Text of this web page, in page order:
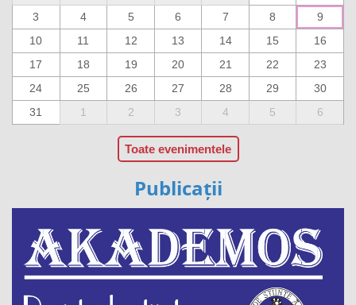
3
4 5 6 7 8
9
10
11 12 13 14 15
16
17
18 19 20 21 22
23
24
25 26 27 28 29
30
31
1 2 3 4 5 6
Toate evenimentele
Publicații